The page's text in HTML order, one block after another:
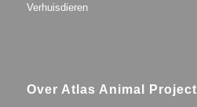
Verhuisdieren
Over Atlas Animal Project